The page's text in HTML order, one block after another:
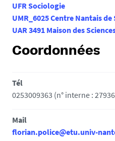
UFR Sociologie
UMR_6025 Centre Nantais
UAR 3491 Maison des
Coordonnées
Tél
0253009363 (n° interne :
Mail
florian.police@etu.univ-